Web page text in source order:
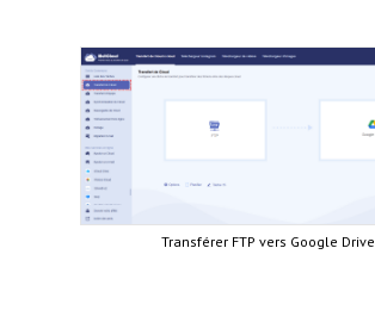
Transférer FTP vers Google Drive